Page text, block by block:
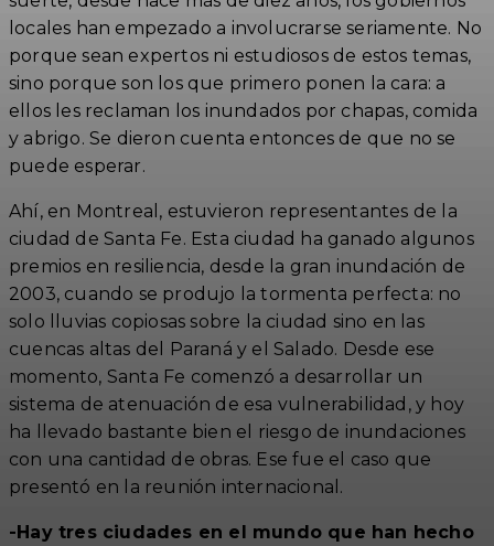
locales han empezado a involucrarse seriamente. No
porque sean expertos ni estudiosos de estos temas,
sino porque son los que primero ponen la cara: a
ellos les reclaman los inundados por chapas, comida
y abrigo. Se dieron cuenta entonces de que no se
puede esperar.
Ahí, en Montreal, estuvieron representantes de la
ciudad de Santa Fe. Esta ciudad ha ganado algunos
premios en resiliencia, desde la gran inundación de
2003, cuando se produjo la tormenta perfecta: no
solo lluvias copiosas sobre la ciudad sino en las
cuencas altas del Paraná y el Salado. Desde ese
momento, Santa Fe comenzó a desarrollar un
sistema de atenuación de esa vulnerabilidad, y hoy
ha llevado bastante bien el riesgo de inundaciones
con una cantidad de obras. Ese fue el caso que
presentó en la reunión internacional.
-Hay tres ciudades en el mundo que han hecho